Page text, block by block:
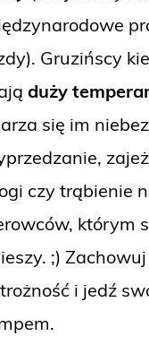
Gruzińscy
duży
się im
czy trąbienie
którym
;)
i jedź